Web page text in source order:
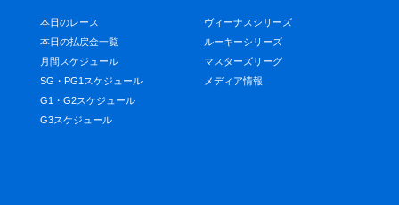
本日のレース
本日の払戻金一覧
月間スケジュール
SG・PG1スケジュール
G1・G2スケジュール
G3スケジュール
ヴィーナスシリーズ
ルーキーシリーズ
マスターズリーグ
メディア情報